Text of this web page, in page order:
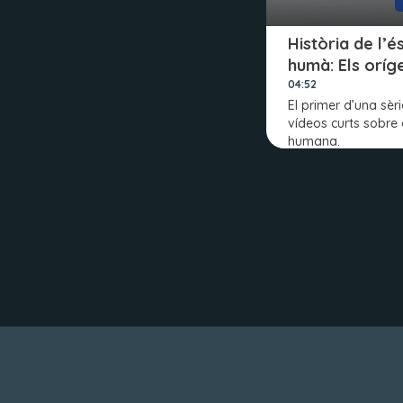
Història de
humà: Els
04:52
El primer d’una
vídeos curts sobre
humana.